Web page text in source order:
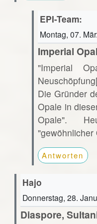
EPI-Team:
Montag, 07.
Imperial Opal
"Imperial
Die Gründer
Opale in
Opale".
Antworten
Hajo
Donnerstag, 28.
Diaspore,